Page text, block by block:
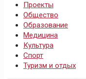
Проекты
Общество
Образование
Медицина
Культура
Спорт
Туризм и отдых